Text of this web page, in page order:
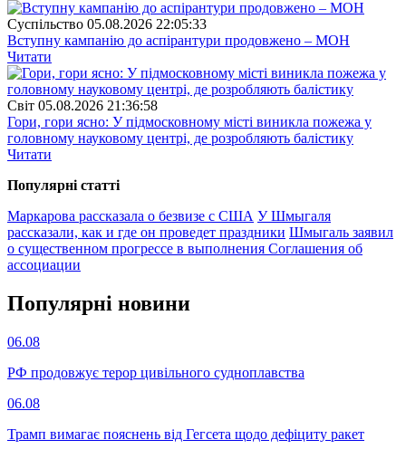
Суспiльство 05.08.2026 22:05:33
Вступну кампанію до аспірантури продовжено – МОН
Читати
Свiт 05.08.2026 21:36:58
Гори, гори ясно: У підмосковному місті виникла пожежа у
головному науковому центрі, де розробляють балістику
Читати
Популярнi статтi
Маркарова рассказала о безвизе с США У Шмыгаля
рассказали, как и где он проведет праздники Шмыгаль заявил
о существенном прогрессе в выполнения Соглашения об
ассоциации
Популярнi новини
06.08
РФ продовжує терор цивільного судноплавства
06.08
Трамп вимагає пояснень від Гегсета щодо дефіциту ракет